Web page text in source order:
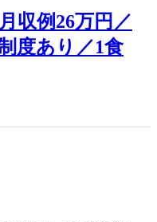
収例26万円／
度あり／1食